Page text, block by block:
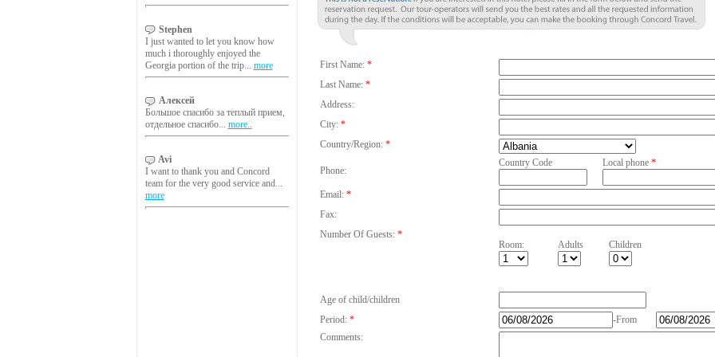
Stephen
I just wanted to let you know how
much i thoroughly enjoyed the
Georgia portion of the trip... more
Алексей
Большое спасибо за теплый прием,
отдельное спасибо... more..
Avi
I want to thank you and Concord
team for the very good service and...
more
First Name: *
Last Name: *
Address:
City: *
Country/Region: *
Phone:
Country Code Local phone *
Email: *
Fax:
Number Of Guests: *
Room:
Adults Children
Age of child/children
Period: *
-From
Comments: